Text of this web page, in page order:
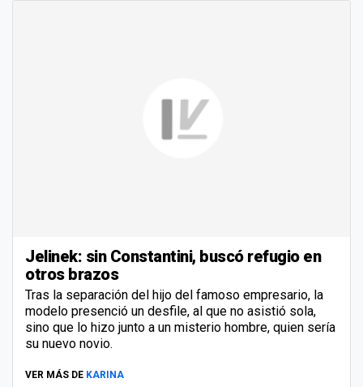
Jelinek: sin Constantini, buscó refugio en
otros brazos
Tras la separación del hijo del famoso empresario, la
modelo presenció un desfile, al que no asistió sola,
sino que lo hizo junto a un misterio hombre, quien sería
su nuevo novio.
VER MÁS DE KARINA